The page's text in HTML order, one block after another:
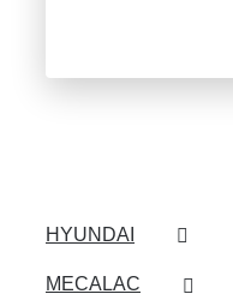
HYUNDAI
MECALAC